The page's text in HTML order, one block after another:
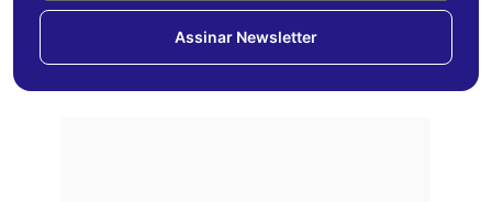
Assinar Newsletter